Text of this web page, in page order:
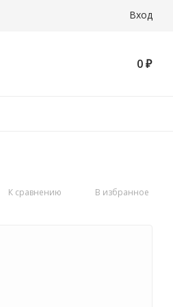
Вход
0 ₽
К сравнению В избранное